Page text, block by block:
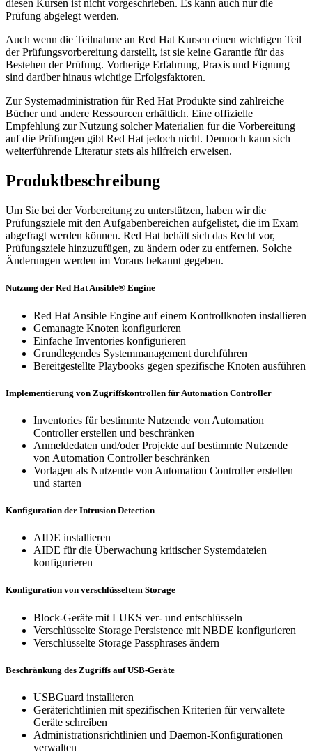
diesen Kursen ist nicht vorgeschrieben. Es kann auch nur die
Prüfung abgelegt werden.
Auch wenn die Teilnahme an Red Hat Kursen einen wichtigen Teil
der Prüfungsvorbereitung darstellt, ist sie keine Garantie für das
Bestehen der Prüfung. Vorherige Erfahrung, Praxis und Eignung
sind darüber hinaus wichtige Erfolgsfaktoren.
Zur Systemadministration für Red Hat Produkte sind zahlreiche
Bücher und andere Ressourcen erhältlich. Eine offizielle
Empfehlung zur Nutzung solcher Materialien für die Vorbereitung
auf die Prüfungen gibt Red Hat jedoch nicht. Dennoch kann sich
weiterführende Literatur stets als hilfreich erweisen.
Produktbeschreibung
Um Sie bei der Vorbereitung zu unterstützen, haben wir die
Prüfungsziele mit den Aufgabenbereichen aufgelistet, die im Exam
abgefragt werden können. Red Hat behält sich das Recht vor,
Prüfungsziele hinzuzufügen, zu ändern oder zu entfernen. Solche
Änderungen werden im Voraus bekannt gegeben.
Nutzung der Red Hat Ansible® Engine
Red Hat Ansible Engine auf einem Kontrollknoten installieren
Gemanagte Knoten konfigurieren
Einfache Inventories konfigurieren
Grundlegendes Systemmanagement durchführen
Bereitgestellte Playbooks gegen spezifische Knoten ausführen
Implementierung von Zugriffskontrollen für Automation Controller
Inventories für bestimmte Nutzende von Automation
Controller erstellen und beschränken
Anmeldedaten und/oder Projekte auf bestimmte Nutzende
von Automation Controller beschränken
Vorlagen als Nutzende von Automation Controller erstellen
und starten
Konfiguration der Intrusion Detection
AIDE installieren
AIDE für die Überwachung kritischer Systemdateien
konfigurieren
Konfiguration von verschlüsseltem Storage
Block-Geräte mit LUKS ver- und entschlüsseln
Verschlüsselte Storage Persistence mit NBDE konfigurieren
Verschlüsselte Storage Passphrases ändern
Beschränkung des Zugriffs auf USB-Geräte
USBGuard installieren
Geräterichtlinien mit spezifischen Kriterien für verwaltete
Geräte schreiben
Administrationsrichtlinien und Daemon-Konfigurationen
verwalten